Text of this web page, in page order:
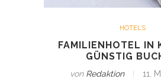
HOTELS
FAMILIENHOTEL IN
GÜNSTIG
von Redaktion 11.